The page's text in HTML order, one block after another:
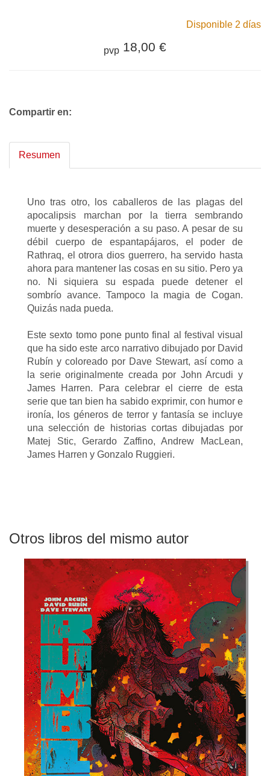
Disponible 2 días
pvp 18,00 €
Compartir en:
Resumen
Uno tras otro, los caballeros de las plagas del
apocalipsis marchan por la tierra sembrando
muerte y desesperación a su paso. A pesar de su
débil cuerpo de espantapájaros, el poder de
Rathraq, el otrora dios guerrero, ha servido hasta
ahora para mantener las cosas en su sitio. Pero ya
no. Ni siquiera su espada puede detener el
sombrío avance. Tampoco la magia de Cogan.
Quizás nada pueda.
Este sexto tomo pone punto final al festival visual
que ha sido este arco narrativo dibujado por David
Rubín y coloreado por Dave Stewart, así como a
la serie originalmente creada por John Arcudi y
James Harren. Para celebrar el cierre de esta
serie que tan bien ha sabido exprimir, con humor e
ironía, los géneros de terror y fantasía se incluye
una selección de historias cortas dibujadas por
Matej Stic, Gerardo Zaffino, Andrew MacLean,
James Harren y Gonzalo Ruggieri.
Otros libros del mismo autor